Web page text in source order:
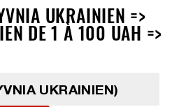
UKRAINIEN =>
DE 1 À 100 UAH =>
UKRAINIEN)